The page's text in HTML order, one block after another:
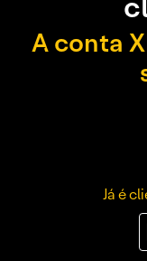
A conta
Já é